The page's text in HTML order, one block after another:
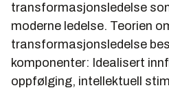
transformasjonsledelse
moderne ledelse. Teorien
transformasjonsledelse
komponenter: Idealisert
oppfølging, intellektuell